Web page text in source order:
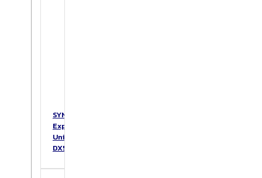
SYNOLOGY
Expansion
Unit
DX517